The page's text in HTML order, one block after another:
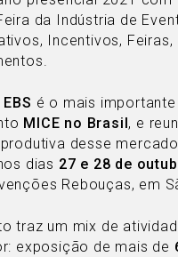
da Indústria de
Incentivos, Feiras,
é o mais
MICE no Brasil , e
desse
dias 27 e 28 de
Rebouças, em
traz um mix de
exposição de mais de